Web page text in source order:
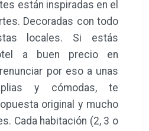
en el hotel, como
WIFI para la ciudad.
pack móvil: Palo
Extra.
del hotel Casual